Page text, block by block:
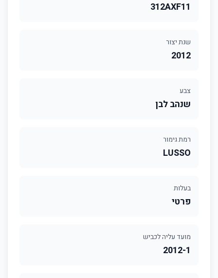
312AXF11
שנת יצור
2012
צבע
שנהב לבן
רמת גימור
LUSSO
בעלות
פרטי
מועד עליה לכביש
2012-1